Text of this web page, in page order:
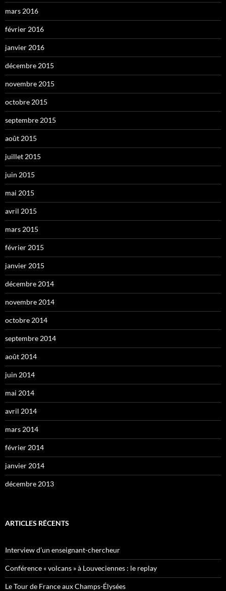
mars 2016
février 2016
janvier 2016
décembre 2015
novembre 2015
octobre 2015
septembre 2015
août 2015
juillet 2015
juin 2015
mai 2015
avril 2015
mars 2015
février 2015
janvier 2015
décembre 2014
novembre 2014
octobre 2014
septembre 2014
août 2014
juin 2014
mai 2014
avril 2014
mars 2014
février 2014
janvier 2014
décembre 2013
ARTICLES RÉCENTS
Interview d’un enseignant-chercheur
Conférence « volcans » à Louveciennes : le replay
Le Tour de France aux Champs-Élysées